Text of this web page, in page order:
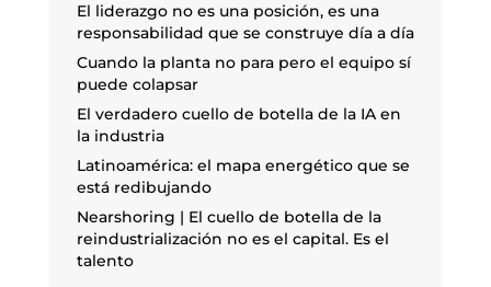
El liderazgo no es una posición, es una
responsabilidad que se construye día a día
Cuando la planta no para pero el equipo sí
puede colapsar
El verdadero cuello de botella de la IA en
la industria
Latinoamérica: el mapa energético que se
está redibujando
Nearshoring | El cuello de botella de la
reindustrialización no es el capital. Es el
talento